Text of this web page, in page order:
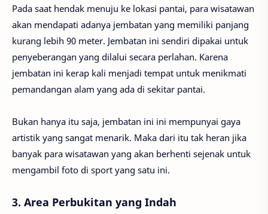
Pada saat hendak menuju ke lokasi pantai, para wisatawan
akan mendapati adanya jembatan yang memiliki panjang
kurang lebih 90 meter. Jembatan ini sendiri dipakai untuk
penyeberangan yang dilalui secara perlahan. Karena
jembatan ini kerap kali menjadi tempat untuk menikmati
pemandangan alam yang ada di sekitar pantai.
Bukan hanya itu saja, jembatan ini ini mempunyai gaya
artistik yang sangat menarik. Maka dari itu tak heran jika
banyak para wisatawan yang akan berhenti sejenak untuk
mengambil foto di sport yang satu ini.
3. Area Perbukitan yang Indah